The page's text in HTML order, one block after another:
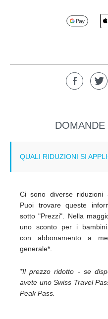
Ci sono diverse riduzioni
Puoi trovare queste
sotto "Prezzi". Nella
uno sconto per i
con abbonamento a
generale*.
*Il prezzo ridotto - se
avete uno Swiss Travel
Peak Pass.